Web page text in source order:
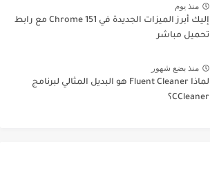
منذ يوم
إليك أبرز الميزات الجديدة في Chrome 151 مع رابط
تحميل مباشر
منذ بضع شهور
لماذا Fluent Cleaner هو البديل المثالي لبرنامج
CCleaner؟